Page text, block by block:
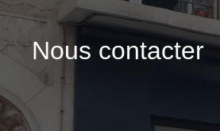
Nous contacter